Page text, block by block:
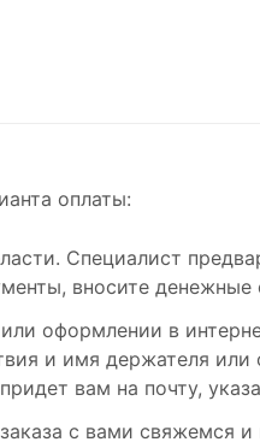
оплаты:
Специалист
вносите денежные
оформлении в
и имя держателя
вам на почту,
с вами свяжемся